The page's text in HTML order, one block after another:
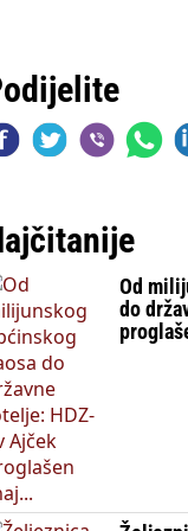
Od
do